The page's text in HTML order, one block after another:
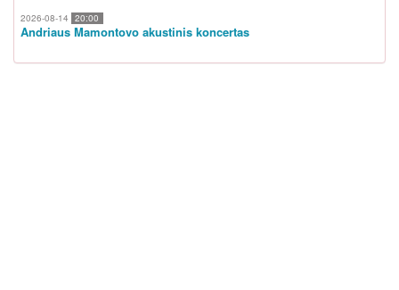
2026-08-14 20:00
Andriaus Mamontovo akustinis koncertas